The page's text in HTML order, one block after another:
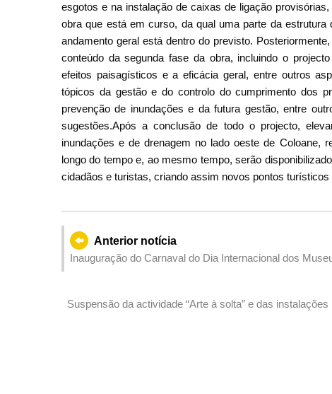
esgotos e na instalação de caixas de ligação
obra que está em curso, da qual uma parte da
andamento geral está dentro do previsto.
conteúdo da segunda fase da obra, incluindo o
efeitos paisagísticos e a eficácia geral, entre outros
tópicos da gestão e do controlo do cumprimento dos
prevenção de inundações e da futura gestão, entre
sugestões.Após a conclusão de todo o projecto,
inundações e de drenagem no lado oeste de Coloane,
longo do tempo e, ao mesmo tempo, serão
cidadãos e turistas, criando assim novos pontos turísticos
Anterior notícia
Inauguração do Carnaval do Dia Internacional dos Museus de Macau 26 museus unem-
Suspensão da actividade “Arte à solta” e das